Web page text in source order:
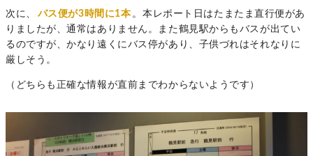
次に、 バス便が3時間に1本。本レポート日はたまたま直行便があ
りましたが、通常はありません。また鶴見駅からもバスが出てい
るのですが、かなり遠くにバス停があり、子供づれはそれなりに
厳しそう。
（どちらも正確な情報が直前までわからないようです）